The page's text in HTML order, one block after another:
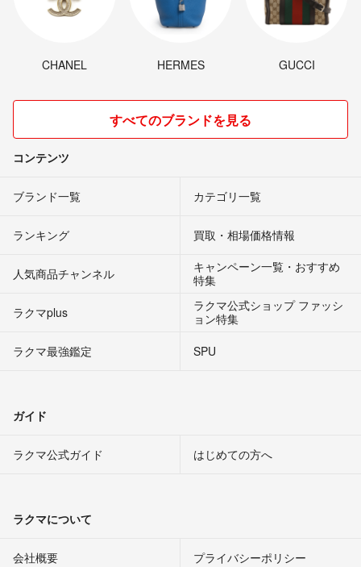
CHANEL HERMES GUCCI
すべてのブランドを見る
コンテンツ
ブランド一覧 カテゴリ一覧
ランキング 買取・相場価格情報
人気商品チャンネル
キャンペーン一覧・おすすめ
特集
ラクマplus
ラクマ公式ショップ ファッシ
ョン特集
ラクマ最強鑑定
SPU
ガイド
ラクマ公式ガイド はじめての方へ
ラクマについて
会社概要 プライバシーポリシー